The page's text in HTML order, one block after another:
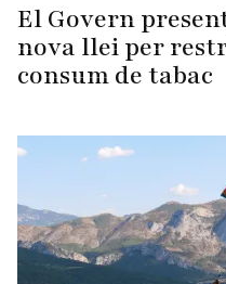
El Govern
nova llei per
consum de tabac